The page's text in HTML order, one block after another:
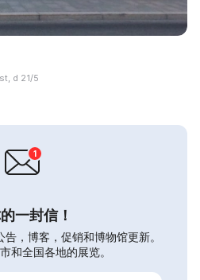
d 21/5
一封信！
，博客，促销和博物馆更新。
和全国各地的展览。